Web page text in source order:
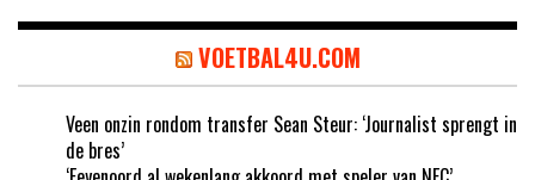
VOETBAL4U.COM
Veen onzin rondom transfer Sean Steur: ‘Journalist sprengt in
de bres’